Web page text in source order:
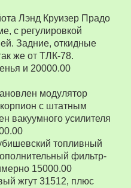
Лэнд Круизер Прадо
с регулировкой
Задние, откидные
же от ТЛК-78.
и 20000.00
модулятор
с штатным
вакуумного усилителя
топливный
фильтр-
15000.00
жгут 31512, плюс